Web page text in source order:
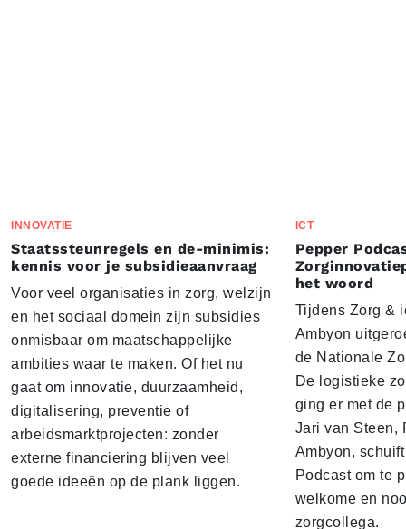
INNOVATIE
Staatssteunregels en de-minimis:
kennis voor je subsidieaanvraag
Voor veel organisaties in zorg, welzijn
en het sociaal domein zijn subsidies
onmisbaar om maatschappelijke
ambities waar te maken. Of het nu
gaat om innovatie, duurzaamheid,
digitalisering, preventie of
arbeidsmarktprojecten: zonder
externe financiering blijven veel
goede ideeën op de plank liggen.
ICT
Pepper
het woord
Tijdens Zorg &
Ambyon
de Nationale
De logistieke
ging er met de
Jari van Steen,
Ambyon,
Podcast om te
welkome en
zorgcollega.